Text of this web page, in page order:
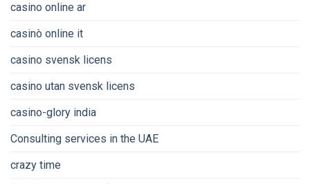
casino online ar
casinò online it
casino svensk licens
casino utan svensk licens
casino-glory india
Consulting services in the UAE
crazy time